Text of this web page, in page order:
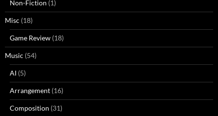
Non-Fiction (1)
Misc (18)
Game Review (18)
Music (54)
AI (5)
Arrangement (16)
Composition (31)